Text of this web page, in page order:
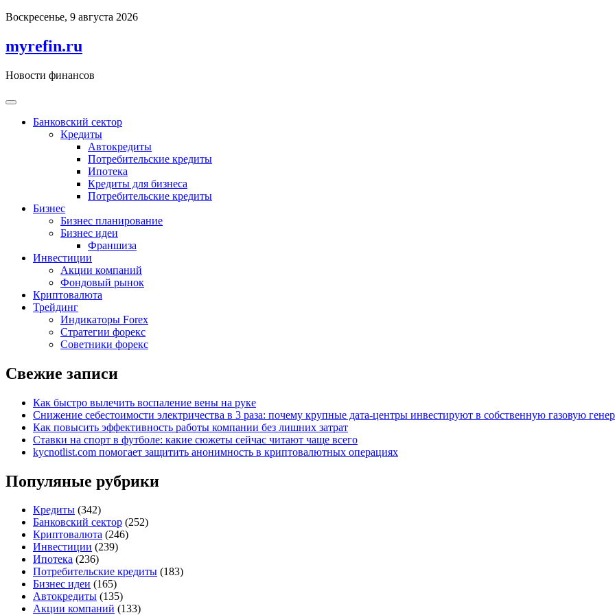
Перейти
содержимому
Воскресенье, 9 августа 2026
myrefin.ru
Новости финансов
Банковский сектор
Кредиты
Автокредиты
Потребительские кредиты
Ипотека
Кредиты для бизнеса
Потребительские кредиты
Бизнес
Бизнес планирование
Бизнес идеи
Франшиза
Инвестиции
Акции компаний
Фондовый рынок
Криптовалюта
Трейдинг
Индикаторы Forex
Стратегии форекс
Советники форекс
Свежие записи
Как быстро вылечить воспаление вены на руке
Снижение себестоимости электричества в 3 раза: почему крупные дата-центры инвестируют в собственную газовую
Как повысить эффективность работы компании без лишних затрат
Ставки на спорт в футболе: какие сюжеты сейчас читают чаще всего
kycnotlist.com помогает защитить анонимность в криптовалютных операциях
Популяные рубрики
Кредиты (342)
Банковский сектор (252)
Криптовалюта (246)
Инвестиции (239)
Ипотека (236)
Потребительские кредиты (183)
Бизнес идеи (165)
Автокредиты (135)
Акции компаний (133)